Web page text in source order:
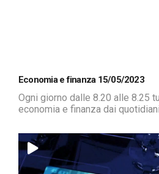
Economia e finanza 15/05/2023
Ogni giorno dalle 8.20 alle 8.25
economia e finanza dai